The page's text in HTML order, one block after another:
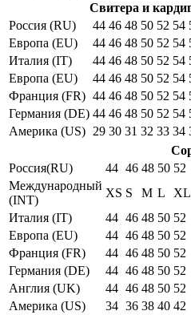
Свитера и
Россия (RU)
44 46 48 50 52 54
Европа (EU)
44 46 48 50 52 54
Италия (IT)
44 46 48 50 52 54
Европа (EU)
44 46 48 50 52 54
Франция (FR) 44 46 48 50 52 54
Германия (DE) 44 46 48 50 52 54
Америка (US) 29 30 31 32 33 34
Россия(RU)
44 46 48 50 52
Международный
(INT)
XS S M L XL
Италия (IT)
44 46 48 50 52
Европа (EU)
44 46 48 50 52
Франция (FR)
44 46 48 50 52
Германия (DE)
44 46 48 50 52
Англия (UK)
44 46 48 50 52
Америка (US)
34 36 38 40 42